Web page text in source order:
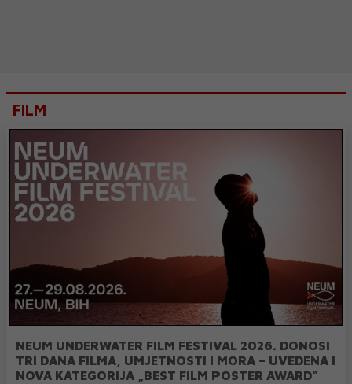
FILM
NEUM UNDERWATER FILM FESTIVAL 2026. DONOSI
TRI DANA FILMA, UMJETNOSTI I MORA – UVEDENA I
NOVA KATEGORIJA „BEST FILM POSTER AWARD“